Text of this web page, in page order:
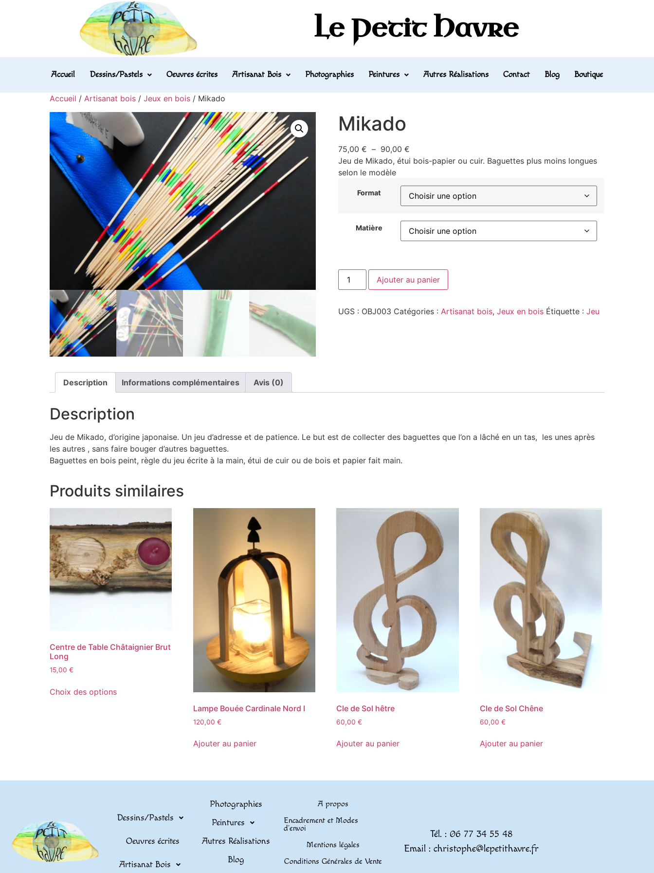
Le Petit Havre
Accueil Dessins/Pastels Oeuvres écrites Artisanat Bois Photographies Peintures Autres Réalisations Contact Blog Boutique
Accueil / Artisanat bois / Jeux en bois / Mikado
Mikado
75,00 € – 90,00 €
Jeu de Mikado, étui bois-papier ou cuir. Baguettes plus moins longues
selon le modèle
Format
Matière
Ajouter au panier
UGS : OBJ003 Catégories : Artisanat bois, Jeux en bois Étiquette : Jeu
Description Informations complémentaires Avis (0)
Description
Jeu de Mikado, d’origine japonaise. Un jeu d’adresse et de patience. Le but est de collecter des baguettes que l’on a lâché en un tas, les unes après
les autres , sans faire bouger d’autres baguettes.
Baguettes en bois peint, règle du jeu écrite à la main, étui de cuir ou de bois et papier fait main.
Produits similaires
Centre de Table Châtaignier Brut
Long
15,00 €
Choix des options
Lampe Bouée Cardinale Nord I
120,00 €
Ajouter au panier
Cle de Sol hêtre
60,00€
Ajouter au panier
Cle de Sol Chêne
60,00€
Ajouter au panier
Dessins/Pastels
Oeuvres écrites
Artisanat Bois
Photographies
Peintures
Autres Réalisations
Blog
A propos
Encadrement et Modes
d’envoi
Mentions légales
Conditions Générales de Vente
Tél. : 06 77 34 55 48
Email : christophe@lepetithavre.fr